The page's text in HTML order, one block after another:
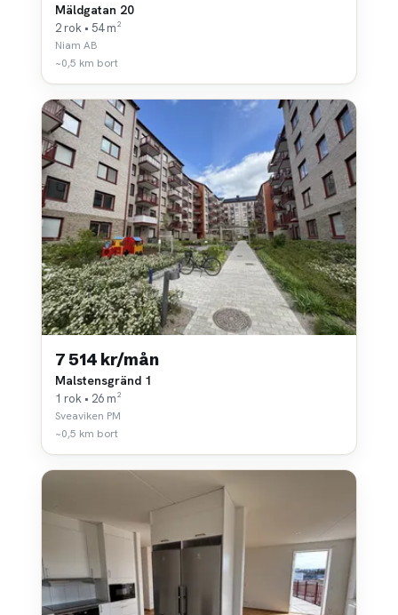
Mäldgatan 20
2 rok • 54 m²
Niam AB
~0,5 km bort
7 514 kr/mån
Malstensgränd 1
1 rok • 26 m²
Sveaviken PM
~0,5 km bort